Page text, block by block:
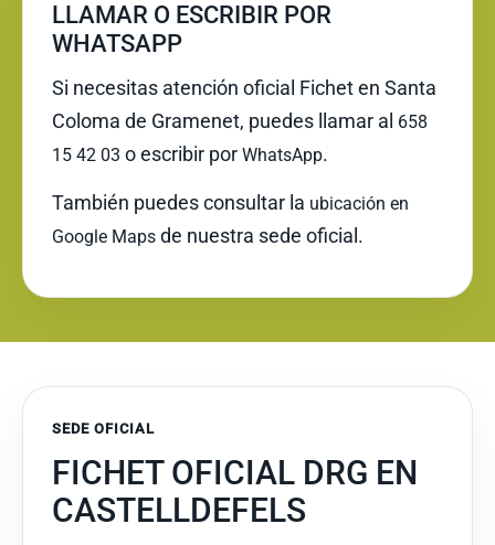
LLAMAR O ESCRIBIR POR
WHATSAPP
Si necesitas atención oficial Fichet en Santa
Coloma de Gramenet, puedes llamar al 658
15 42 03 o escribir por WhatsApp.
También puedes consultar la ubicación en
Google Maps de nuestra sede oficial.
SEDE OFICIAL
FICHET OFICIAL DRG EN
CASTELLDEFELS